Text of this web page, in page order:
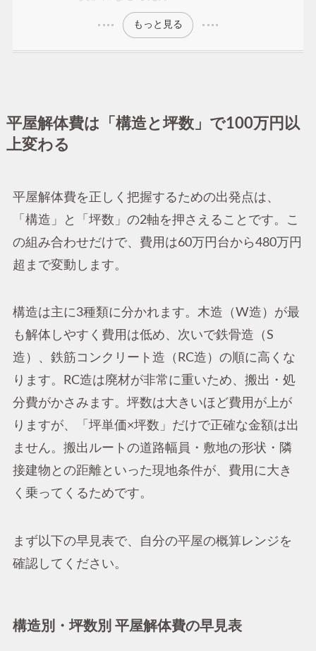
もっと見る
平屋解体費は「構造と坪数」で100万円以
上変わる
平屋解体費を正しく把握するための出発点は、
「構造」と「坪数」の2軸を押さえることです。こ
の組み合わせだけで、費用は60万円台から480万円
超まで変動します。
構造は主に3種類に分かれます。木造（W造）が最
も解体しやすく費用は低め、次いで鉄骨造（S
造）、鉄筋コンクリート造（RC造）の順に高くな
ります。RC造は廃材が非常に重いため、搬出・処
分費がかさみます。坪数は大きいほど費用が上が
りますが、「坪単価×坪数」だけで正確な金額は出
ません。搬出ルートの道路幅員・敷地の形状・隣
接建物との距離といった現地条件が、費用に大き
く乗ってくるためです。
まず以下の早見表で、自分の平屋の概算レンジを
確認してください。
構造別・坪数別 平屋解体費の早見表